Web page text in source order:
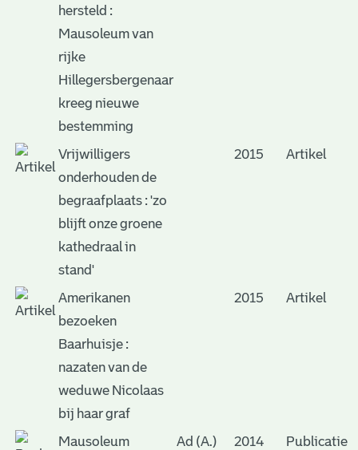
hersteld :
Mausoleum van
rijke
Hillegersbergenaar
kreeg nieuwe
bestemming
Vrijwilligers
onderhouden de
begraafplaats : 'zo
blijft onze groene
kathedraal in
stand'
2015 Artikel
Amerikanen
bezoeken
Baarhuisje :
nazaten van de
weduwe Nicolaas
bij haar graf
2015 Artikel
Mausoleum
Ad (A.)
2014 Publicatie